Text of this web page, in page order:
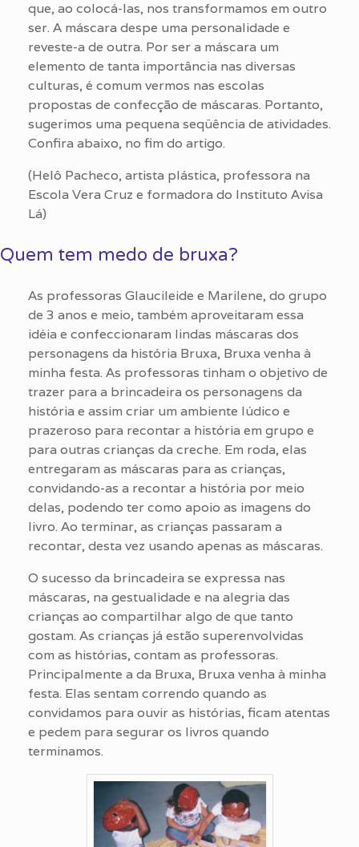
que, ao colocá-las, nos transformamos em outro
ser. A máscara despe uma personalidade e
reveste-a de outra. Por ser a máscara um
elemento de tanta importância nas diversas
culturas, é comum vermos nas escolas
propostas de confecção de máscaras. Portanto,
sugerimos uma pequena seqüência de atividades.
Confira abaixo, no fim do artigo.
(Helô Pacheco, artista plástica, professora na
Escola Vera Cruz e formadora do Instituto Avisa
Lá)
Quem tem medo de bruxa?
As professoras Glaucileide e Marilene, do grupo
de 3 anos e meio, também aproveitaram essa
idéia e confeccionaram lindas máscaras dos
personagens da história Bruxa, Bruxa venha à
minha festa. As professoras tinham o objetivo de
trazer para a brincadeira os personagens da
história e assim criar um ambiente lúdico e
prazeroso para recontar a história em grupo e
para outras crianças da creche. Em roda, elas
entregaram as máscaras para as crianças,
convidando-as a recontar a história por meio
delas, podendo ter como apoio as imagens do
livro. Ao terminar, as crianças passaram a
recontar, desta vez usando apenas as máscaras.
O sucesso da brincadeira se expressa nas
máscaras, na gestualidade e na alegria das
crianças ao compartilhar algo de que tanto
gostam. As crianças já estão superenvolvidas
com as histórias, contam as professoras.
Principalmente a da Bruxa, Bruxa venha à minha
festa. Elas sentam correndo quando as
convidamos para ouvir as histórias, ficam atentas
e pedem para segurar os livros quando
terminamos.